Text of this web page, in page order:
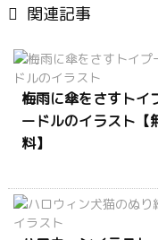
 関連記事
梅雨に傘をさすトイ
ードルのイラスト【
料】